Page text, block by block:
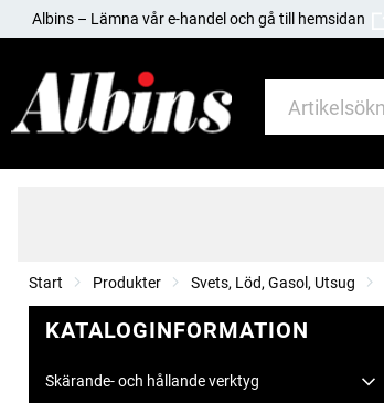
Albins – Lämna vår e-handel och gå till hemsidan
Start Produkter Svets, Löd, Gasol, Utsug
KATALOGINFORMATION
Skärande- och hållande verktyg